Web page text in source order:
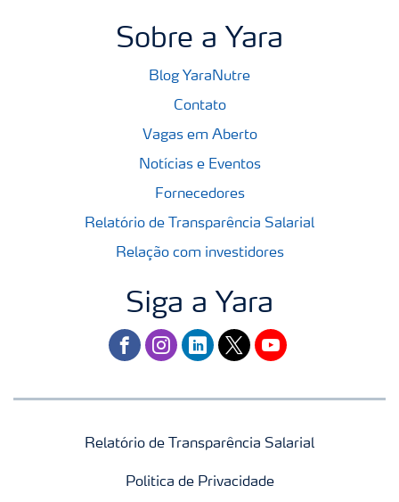
Sobre a Yara
Blog YaraNutre
Contato
Vagas em Aberto
Notícias e Eventos
Fornecedores
Relatório de Transparência Salarial
Relação com investidores
Siga a Yara
facebookinstagram
linkedintwitteryoutube
Relatório de Transparência Salarial
Politica de Privacidade